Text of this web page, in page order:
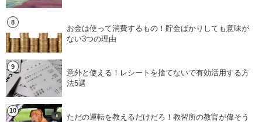
お金は使って消費するもの！貯金ばかりしても意味が
ない3つの理由
意外と使える！レシートを捨てないで有効活用する方
法5選
ただの運転を教えるだけだろ！教習所の教官が偉そう